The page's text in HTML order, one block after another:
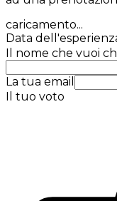
caricamento...
Data
Il nome che vuoi
La tua email
Il tuo voto